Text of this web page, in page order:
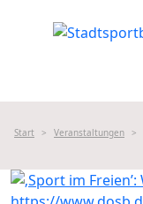
Start Veranstaltungen